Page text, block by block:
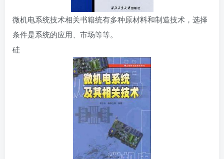
微机电系统技术相关书籍统有多种原材料和制造技术，选择
条件是系统的应用、市场等等。
硅